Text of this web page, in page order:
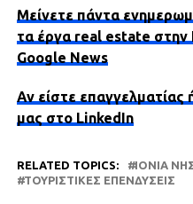
Μείνετε πάντα
τα έργα real estate στην
Google News
Αν είστε επαγγελματίας
μας στο LinkedIn
RELATED TOPICS: ΙΟΝΙΑ
ΤΟΥΡΙΣΤΙΚΈΣ ΕΠΕΝΔΎΣΕΙΣ